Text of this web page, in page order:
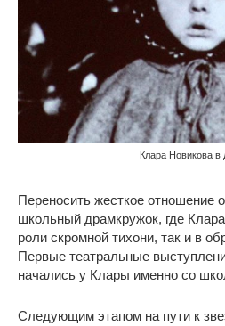
Клара Новикова в
Переносить жесткое отношение
школьный драмкружок, где
роли скромной тихони, так и в
Первые театральные
начались у Клары именно со
Следующим этапом на пути к